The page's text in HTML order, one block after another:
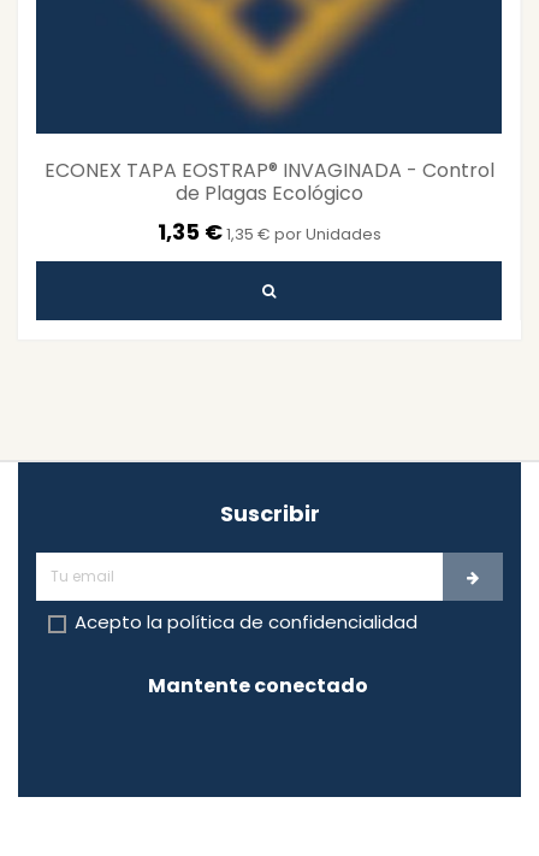
ECONEX TAPA EOSTRAP® INVAGINADA - Control
de Plagas Ecológico
1,35 €1,35 € por Unidades
Suscribir
Acepto la política de confidencialidad
Mantente conectado